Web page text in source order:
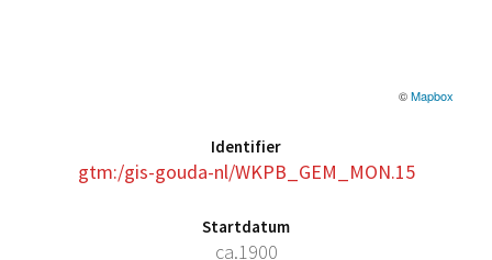
©Mapbox
Identifier
gtm:/gis-gouda-nl/WKPB_GEM_MON.15
Startdatum
ca.1900